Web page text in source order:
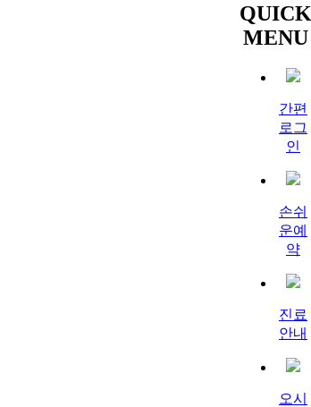
QUICK
MENU
간편
로그
인
손쉬
운예
약
진료
안내
오시